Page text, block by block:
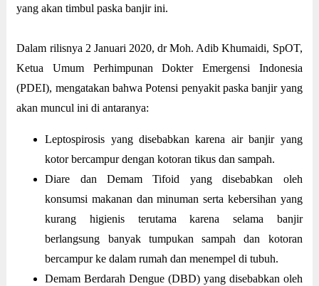
yang akan timbul paska banjir ini.
Dalam rilisnya 2 Januari 2020, dr Moh. Adib Khumaidi, SpOT,
Ketua Umum Perhimpunan Dokter Emergensi Indonesia
(PDEI), mengatakan bahwa Potensi penyakit paska banjir yang
akan muncul ini di antaranya:
Leptospirosis yang disebabkan karena air banjir yang
kotor bercampur dengan kotoran tikus dan sampah.
Diare dan Demam Tifoid yang disebabkan oleh
konsumsi makanan dan minuman serta kebersihan yang
kurang higienis terutama karena selama banjir
berlangsung banyak tumpukan sampah dan kotoran
bercampur ke dalam rumah dan menempel di tubuh.
Demam Berdarah Dengue (DBD) yang disebabkan oleh